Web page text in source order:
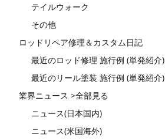
テイルウォーク
その他
ロッドリペア修理＆カスタム日記
最近のロッド修理 施行例 (単発紹介)
最近のリール塗装 施行例 (単発紹介)
業界ニュース >全部見る
ニュース(日本国内)
ニュース(米国海外)